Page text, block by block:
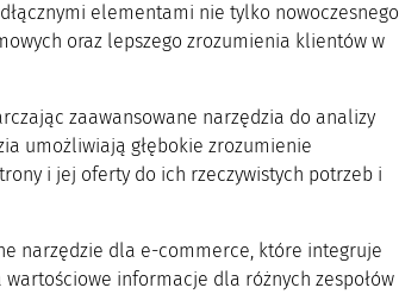
elementami nie tylko nowoczesnego
oraz lepszego zrozumienia klientów w
zaawansowane narzędzia do analizy
umożliwiają głębokie zrozumienie
i jej oferty do ich rzeczywistych potrzeb i
narzędzie dla e-commerce, które integruje
informacje dla różnych zespołów